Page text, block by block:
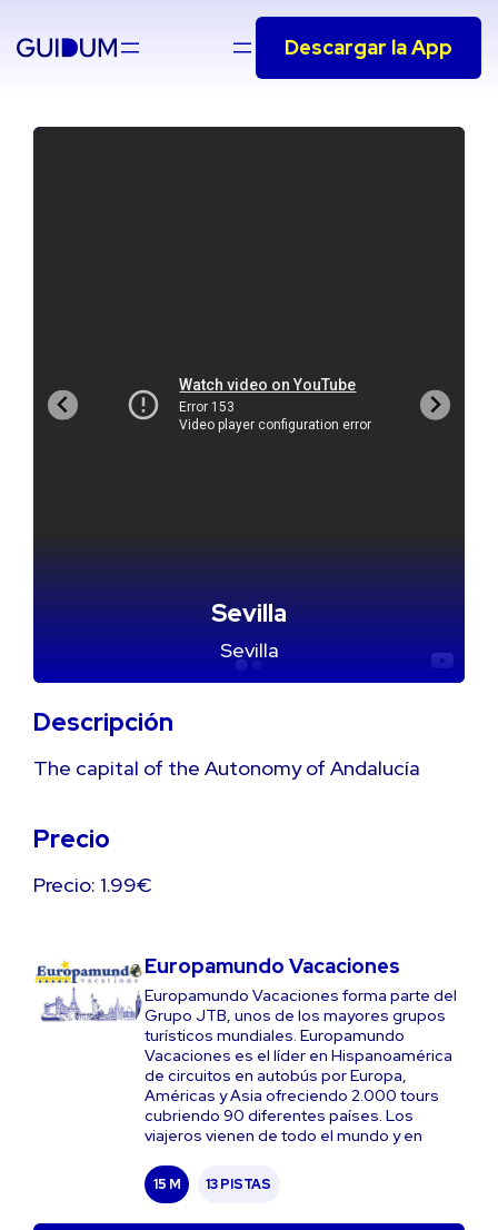
Saltar
Descargar la App
Sevilla
Sevilla
Descripción
The capital of the Autonomy of Andalucía
Precio
Precio: 1.99€
Europamundo Vacaciones
Europamundo Vacaciones forma parte del
Grupo JTB, unos de los mayores grupos
turísticos mundiales. Europamundo
Vacaciones es el líder en Hispanoamérica
de circuitos en autobús por Europa,
Américas y Asia ofreciendo 2.000 tours
cubriendo 90 diferentes países. Los
viajeros vienen de todo el mundo y en
15 M 13 PISTAS